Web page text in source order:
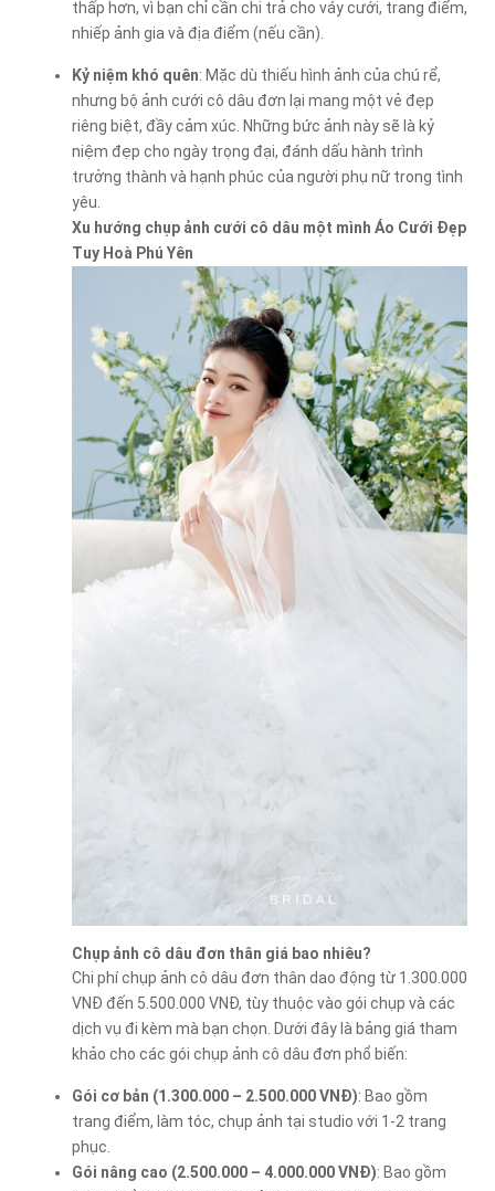
thấp hơn, vì bạn chỉ cần chi trả cho váy cưới, trang điểm,
nhiếp ảnh gia và địa điểm (nếu cần).
Kỷ niệm khó quên: Mặc dù thiếu hình ảnh của chú rể,
nhưng bộ ảnh cưới cô dâu đơn lại mang một vẻ đẹp
riêng biệt, đầy cảm xúc. Những bức ảnh này sẽ là kỷ
niệm đẹp cho ngày trọng đại, đánh dấu hành trình
trưởng thành và hạnh phúc của người phụ nữ trong tình
yêu.
Xu hướng chụp ảnh cưới cô dâu một mình Áo Cưới Đẹp
Tuy Hoà Phú Yên
Chụp ảnh cô dâu đơn thân giá bao nhiêu?
Chi phí chụp ảnh cô dâu đơn thân dao động từ 1.300.000
VNĐ đến 5.500.000 VNĐ, tùy thuộc vào gói chụp và các
dịch vụ đi kèm mà bạn chọn. Dưới đây là bảng giá tham
khảo cho các gói chụp ảnh cô dâu đơn phổ biến:
Gói cơ bản (1.300.000 – 2.500.000 VNĐ): Bao gồm
trang điểm, làm tóc, chụp ảnh tại studio với 1-2 trang
phục.
Gói nâng cao (2.500.000 – 4.000.000 VNĐ): Bao gồm